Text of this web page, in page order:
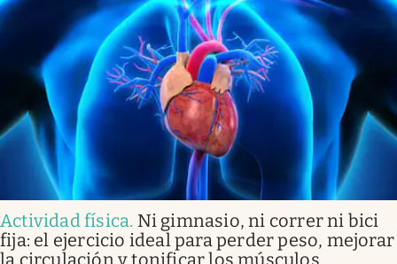
Actividad física. Ni gimnasio, ni correr ni bici
fija: el ejercicio ideal para perder peso, mejorar
la circulación y tonificar los músculos